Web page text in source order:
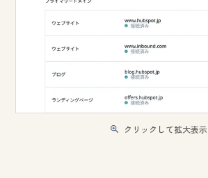
クリックして拡大表示